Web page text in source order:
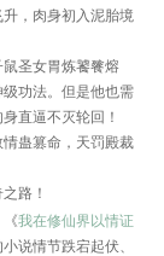
，肉身初入泥胎境
圣女胃炼饕餮熔
功法。但是他也需
直逼不灭轮回！
蛊篡命，天罚殿裁
路！
我在修仙界以情证
说情节跌宕起伏、